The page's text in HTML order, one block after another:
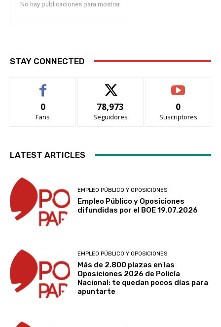
No hay publicaciones para mostrar
STAY CONNECTED
0
Fans
78,973
Seguidores
0
Suscriptores
LATEST ARTICLES
EMPLEO PÚBLICO Y OPOSICIONES
Empleo Público y Oposiciones
difundidas por el BOE 19.07.2026
EMPLEO PÚBLICO Y OPOSICIONES
Más de 2.800 plazas en las
Oposiciones 2026 de Policía
Nacional: te quedan pocos días para
apuntarte